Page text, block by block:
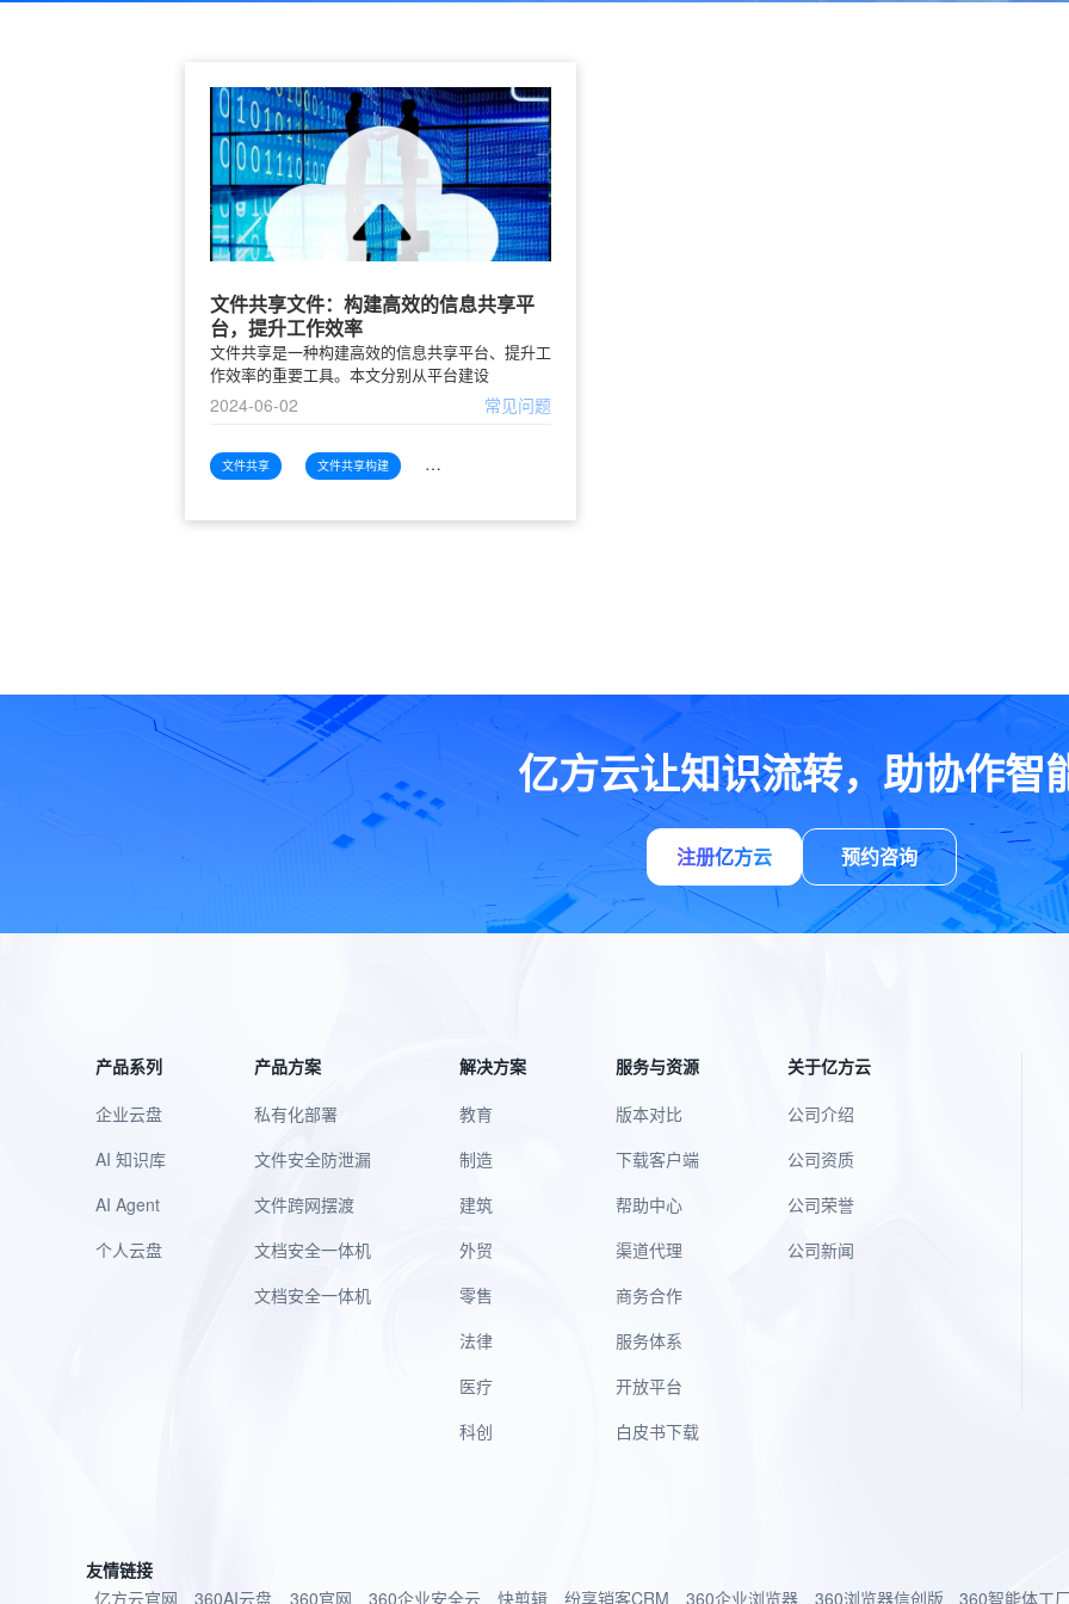
文件共享文件：构建高效的信息共享平
台，提升工作效率
文件共享是一种构建高效的信息共享平台、提升工
作效率的重要工具。本文分别从平台建设
2024-06-02 常见问题
文件共享 文件共享构建 文件共享构建高效
亿方云让知识流转，助协作智
注册亿方云 预约咨询
产品系列
企业云盘
AI 知识库
AI Agent
个人云盘
产品方案
私有化部署
文件安全防泄漏
文件跨网摆渡
文档安全一体机
文档安全一体机
解决方案
教育
制造
建筑
外贸
零售
法律
医疗
科创
服务与资源
版本对比
下载客户端
帮助中心
渠道代理
商务合作
服务体系
开放平台
白皮书下载
关于亿方云
公司介绍
公司资质
公司荣誉
公司新闻
友情链接
亿方云官网
360AI云盘 360官网 360企业安全云 快剪辑 纷享销客CRM 360企业浏览器 360浏览器信创版 360智能体工